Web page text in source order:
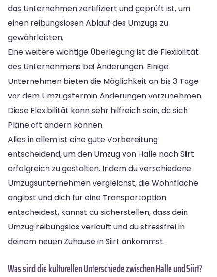
das Unternehmen zertifiziert und geprüft ist, um
einen reibungslosen Ablauf des Umzugs zu
gewährleisten.
Eine weitere wichtige Überlegung ist die Flexibilität
des Unternehmens bei Änderungen. Einige
Unternehmen bieten die Möglichkeit an bis 3 Tage
vor dem Umzugstermin Änderungen vorzunehmen.
Diese Flexibilität kann sehr hilfreich sein, da sich
Pläne oft ändern können.
Alles in allem ist eine gute Vorbereitung
entscheidend, um den Umzug von Halle nach Siirt
erfolgreich zu gestalten. Indem du verschiedene
Umzugsunternehmen vergleichst, die Wohnfläche
angibst und dich für eine Transportoption
entscheidest, kannst du sicherstellen, dass dein
Umzug reibungslos verläuft und du stressfrei in
deinem neuen Zuhause in Siirt ankommst.
Was sind die kulturellen Unterschiede zwischen Halle und Siirt?